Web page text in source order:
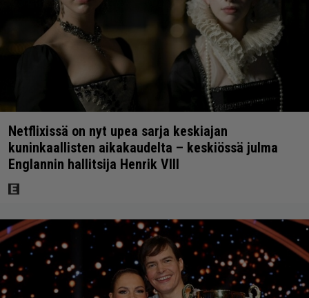
Netflixissä on nyt upea sarja keskiajan
kuninkaallisten aikakaudelta – keskiössä julma
Englannin hallitsija Henrik VIII